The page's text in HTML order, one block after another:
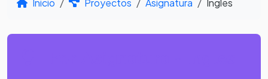
Inicio Proyectos Asignatura Ingles